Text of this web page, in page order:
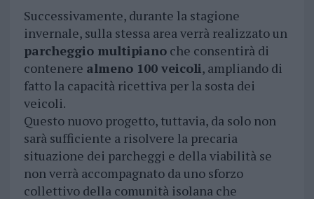
Successivamente, durante la stagione
invernale, sulla stessa area verrà realizzato un
parcheggio multipianoche consentirà di
contenere almeno 100 veicoli, ampliando di
fatto la capacità ricettiva per la sosta dei
veicoli.
Questo nuovo progetto, tuttavia, da solo non
sarà sufficiente a risolvere la precaria
situazione dei parcheggi e della viabilità se
non verrà accompagnato da uno sforzo
collettivo della comunità isolana che